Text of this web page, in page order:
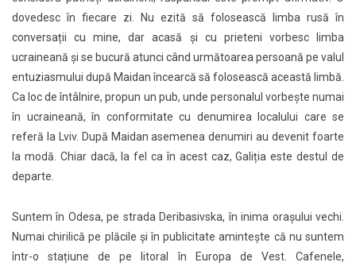
dovedesc în fiecare zi. Nu ezită să folosească limba rusă în
conversații cu mine, dar acasă și cu prieteni vorbesc limba
ucraineană și se bucură atunci când următoarea persoană pe valul
entuziasmului după Maidan încearcă să folosească această limbă.
Ca loc de întâlnire, propun un pub, unde personalul vorbește numai
în ucraineană, în conformitate cu denumirea localului care se
referă la Lviv. După Maidan asemenea denumiri au devenit foarte
la modă. Chiar dacă, la fel ca în acest caz, Galiția este destul de
departe.
Suntem în Odesa, pe strada Deribasivska, în inima orașului vechi.
Numai chirilică pe plăcile și în publicitate amintește că nu suntem
într-o stațiune de pe litoral în Europa de Vest. Cafenele,